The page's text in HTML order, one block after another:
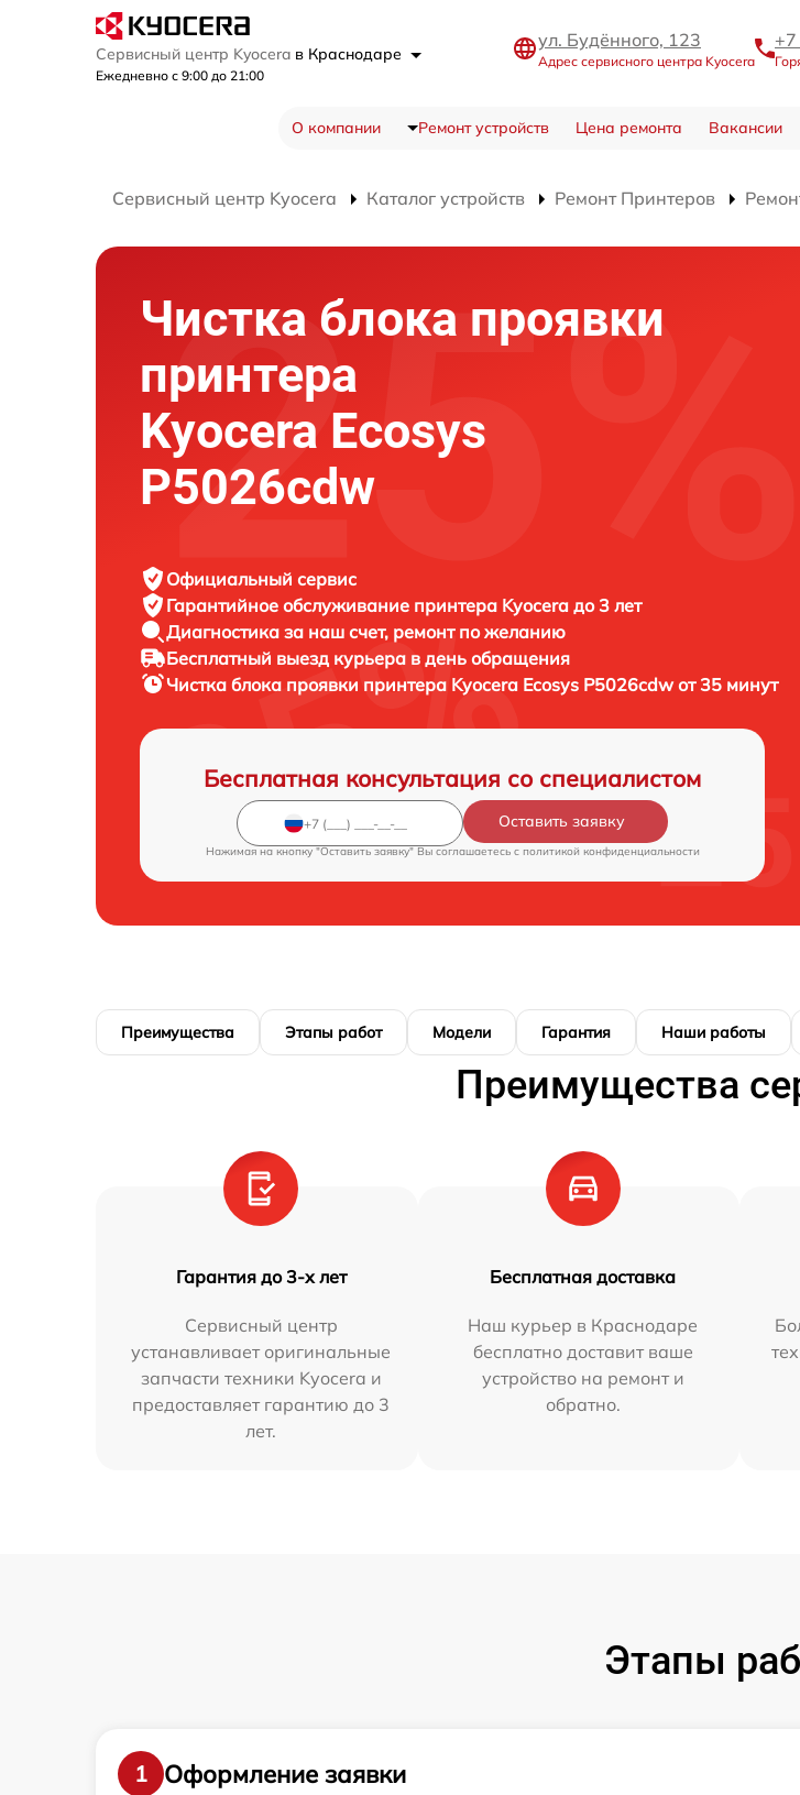
Сервисный центр Kyocera в Краснодаре
Ежедневно с 9:00 до 21:00
ул. Будённого, 123
Адрес сервисного центра Kyocera
О компании Ремонт устройств Цена ремонта Вакансии
Сервисный центр Kyocera Каталог устройств Ремонт Принтеров
Чистка блока проявки
принтера
Kyocera Ecosys
P5026cdw
Официальный сервис
Гарантийное обслуживание принтера Kyocera до 3 лет
Диагностика за наш счет, ремонт по желанию
Бесплатный выезд курьера в день обращения
Чистка блока проявки принтера Kyocera Ecosys P5026cdw от 35 минут
Бесплатная консультация со специалистом
Оставить заявку
Нажимая на кнопку "Оставить заявку" Вы соглашаетесь c политикой конфиденциальности
Преимущества Этапы работ Модели Гарантия Наши работы
Преимущества
Гарантия до 3-х лет
Сервисный центр
устанавливает оригинальные
запчасти техники Kyocera и
предоставляет гарантию до 3
лет.
Бесплатная доставка
Наш курьер в Краснодаре
бесплатно доставит ваше
устройство на ремонт и
обратно.
Этапы
1
Оформление заявки